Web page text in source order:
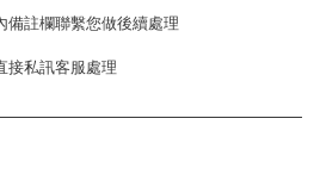
註欄聯繫您做後續處理
接私訊客服處理